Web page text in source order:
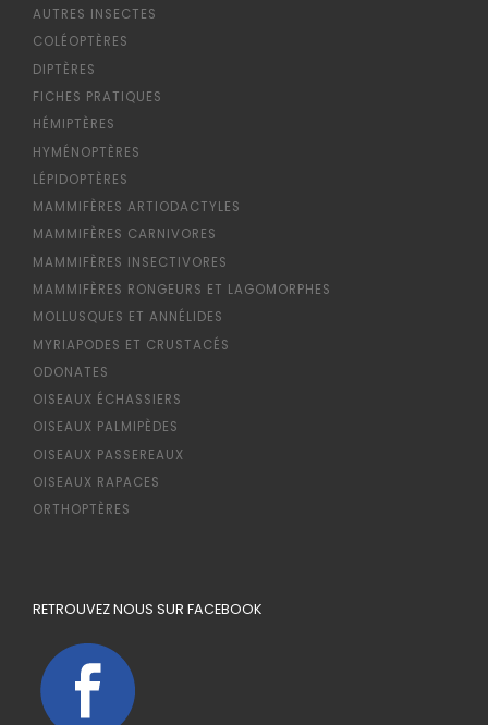
AUTRES INSECTES
COLÉOPTÈRES
DIPTÈRES
FICHES PRATIQUES
HÉMIPTÈRES
HYMÉNOPTÈRES
LÉPIDOPTÈRES
MAMMIFÈRES ARTIODACTYLES
MAMMIFÈRES CARNIVORES
MAMMIFÈRES INSECTIVORES
MAMMIFÈRES RONGEURS ET LAGOMORPHES
MOLLUSQUES ET ANNÉLIDES
MYRIAPODES ET CRUSTACÉS
ODONATES
OISEAUX ÉCHASSIERS
OISEAUX PALMIPÈDES
OISEAUX PASSEREAUX
OISEAUX RAPACES
ORTHOPTÈRES
RETROUVEZ NOUS SUR FACEBOOK